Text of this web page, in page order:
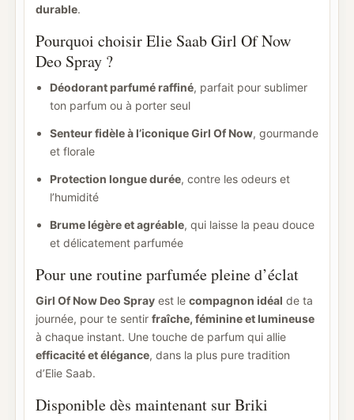
durable.
Pourquoi choisir Elie Saab Girl Of Now
Deo Spray ?
Déodorant parfumé raffiné, parfait pour sublimer
ton parfum ou à porter seul
Senteur fidèle à l’iconique Girl Of Now, gourmande
et florale
Protection longue durée, contre les odeurs et
l’humidité
Brume légère et agréable, qui laisse la peau douce
et délicatement parfumée
Pour une routine parfumée pleine d’éclat
Girl Of Now Deo Spray est le compagnon idéal de ta
journée, pour te sentir fraîche, féminine et lumineuse
à chaque instant. Une touche de parfum qui allie
efficacité et élégance, dans la plus pure tradition
d’Elie Saab.
Disponible dès maintenant sur Briki